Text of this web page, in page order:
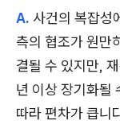
A. 사건의 복잡성
측의 협조가 원만
결될 수 있지만,
년 이상 장기화될
따라 편차가 큽니